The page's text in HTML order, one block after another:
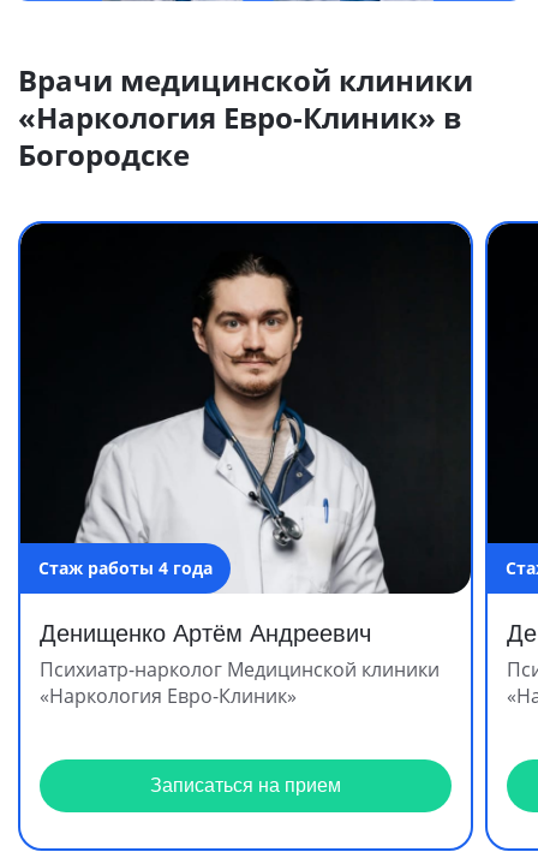
Врачи медицинской клиники
«Наркология Евро-Клиник» в
Богородске
Стаж работы 4 года
Денищенко Артём Андреевич
Психиатр-нарколог Медицинской клиники
«Наркология Евро-Клиник»
Записаться на прием